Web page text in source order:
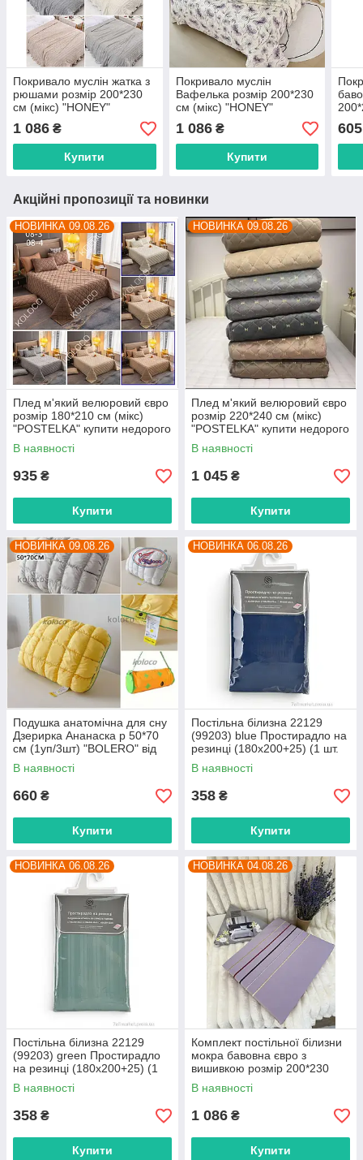
Покривало муслін жатка з
рюшами розмір 200*230
см (мікс) "HONEY"
недорого від прямого
постачальника
1 086 ₴
Купити
Покривало муслін
Вафелька розмір 200*230
см (мікс) "HONEY"
недорого від прямого
постачальника
1 086₴
Купити
605
Акційні пропозиції та новинки
НОВИНКА 09.08.26
Плед м'який велюровий євро
розмір 180*210 см (мікс)
"POSTELKA" купити недорого
від прямого постачальника
В наявності
935 ₴
Купити
НОВИНКА 09.08.26
Плед м'який велюровий євро
розмір 220*240 см (мікс)
"POSTELKA" купити недорого
від прямого постачальника
В наявності
1 045 ₴
Купити
НОВИНКА 09.08.26
Подушка анатомічна для сну
Дзерирка Ананаска р 50*70
см (1уп/3шт) "BOLERO" від
прямого постачальника
В наявності
660 ₴
Купити
НОВИНКА 06.08.26
Постільна білизна 22129
(99203) blue Простирадло на
резинці (180x200+25) (1 шт.
р.сітка One size) "Obuvok"
оптом від прямого
В наявності
358 ₴
Купити
НОВИНКА 06.08.26
Постільна білизна 22129
(99203) green Простирадло
на резинці (180x200+25) (1
шт. р.сітка One size) "Obuvok"
оптом від прямого
В наявності
358 ₴
Купити
НОВИНКА 04.08.26
Комплект постільної білизни
мокра бавовна євро з
вишивкою розмір 200*230
(мікс) "HONEY" недорого від
прямого постачальника
В наявності
1 086 ₴
Купити